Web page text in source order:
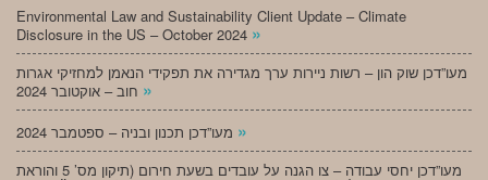
Environmental Law and Sustainability Client Update – Climate
Disclosure in the US – October 2024 »
מעו”דכן שוק הון – רשות ניירות ערך מגדירה את תפקידי הנאמן למחזיקי אגרות
»
»
מעו”דכן יחסי עבודה – צו הגנה על עובדים בשעת חירום (תיקון מס’ 5 והוראת